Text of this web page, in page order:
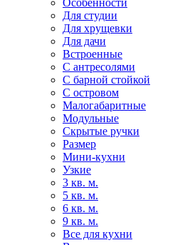
Для студии
Для хрущевки
Для дачи
Встроенные
С антресолями
С барной стойкой
С островом
Малогабаритные
Модульные
Скрытые ручки
Размер
Мини-кухни
Узкие
3 кв. м.
5 кв. м.
6 кв. м.
9 кв. м.
Все для кухни